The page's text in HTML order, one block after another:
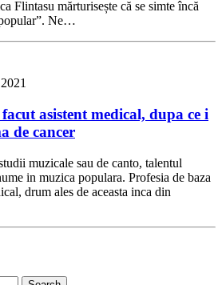
Flintasu mărturisește că se simte încă
Ne…
asistent medical, dupa ce i
de cancer
muzicale sau de canto, talentul
in muzica populara. Profesia de baza
drum ales de aceasta inca din